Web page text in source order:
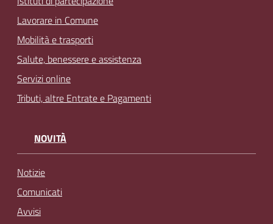
Lavorare in Comune
Mobilità e trasporti
Salute, benessere e assistenza
Servizi online
Tributi, altre Entrate e Pagamenti
NOVITÀ
Notizie
Comunicati
Avvisi